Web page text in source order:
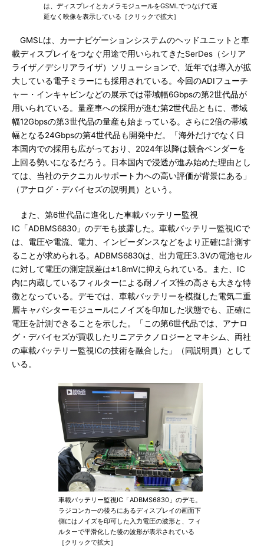
は、ディスプレイとカメラモジュールをGSMLでつなげて遅
延なく映像を表示している［クリックで拡大］
GMSLは、カーナビゲーションシステムのヘッドユニットと車
載ディスプレイをつなぐ用途で用いられてきたSerDes（シリア
ライザ／デシリアライザ）ソリューションで、近年では導入が拡
大している電子ミラーにも採用されている。今回のADIフューチ
ャー・インキャビンなどの展示では帯域幅6Gbpsの第2世代品が
用いられている。量産車への採用が進む第2世代品ともに、帯域
幅12Gbpsの第3世代品の量産も始まっている。さらに2倍の帯域
幅となる24Gbpsの第4世代品も開発中だ。「海外だけでなく日
本国内での採用も広がっており、2024年以降は競合ベンダーを
上回る勢いになるだろう。日本国内で浸透が進み始めた理由とし
ては、当社のテクニカルサポート力への高い評価が背景にある」
（アナログ・デバイセズの説明員）という。
また、第6世代品に進化した車載バッテリー監視
IC「ADBMS6830」のデモも披露した。車載バッテリー監視ICで
は、電圧や電流、電力、インピーダンスなどをより正確に計測す
ることが求められる。ADBMS6830は、出力電圧3.3Vの電池セル
に対して電圧の測定誤差は±1.8mVに抑えられている。また、IC
内に内蔵しているフィルターによる耐ノイズ性の高さも大きな特
徴となっている。デモでは、車載バッテリーを模擬した電気二重
層キャパシターモジュールにノイズを印加した状態でも、正確に
電圧を計測できることを示した。「この第6世代品では、アナロ
グ・デバイセズが買収したリニアテクノロジーとマキシム、両社
の車載バッテリー監視ICの技術を融合した」（同説明員）として
いる。
車載バッテリー監視IC「ADBMS6830」のデモ。
ラジコンカーの後ろにあるディスプレイの画面下
側にはノイズを印可した入力電圧の波形と、フィ
ルターで平滑化した後の波形が表示されている
［クリックで拡大］